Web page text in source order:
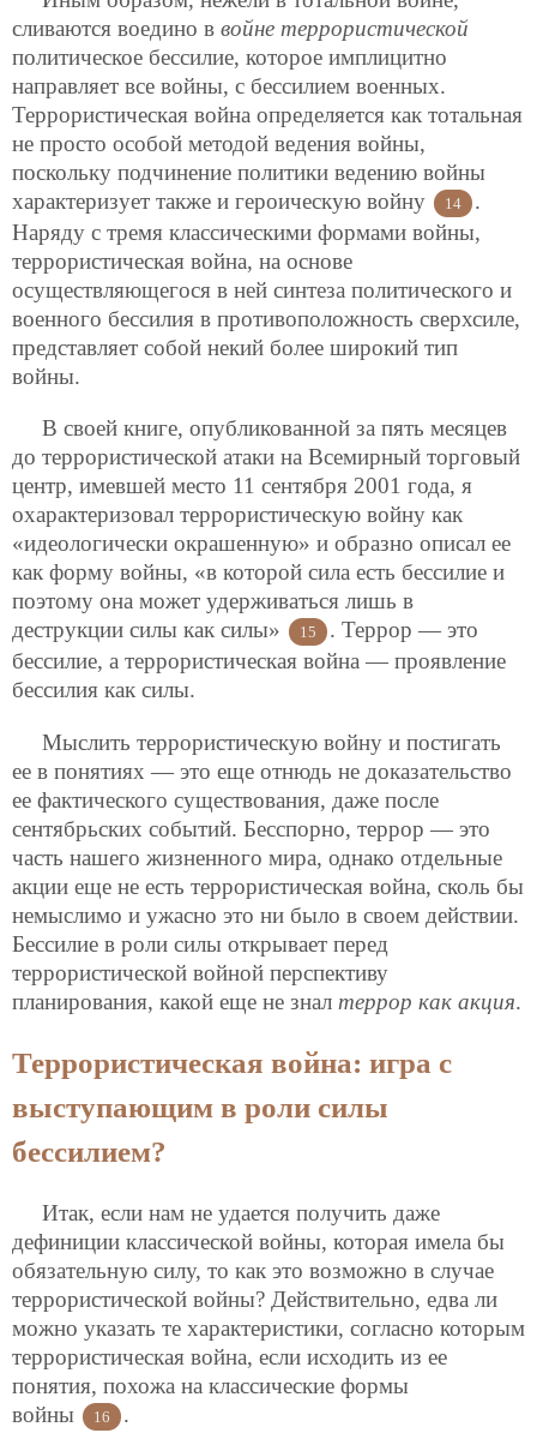
сливаются воедино в войне террористической
политическое бессилие, которое имплицитно
направляет все войны, с бессилием военных.
Террористическая война определяется как тотальная
не просто особой методой ведения войны,
поскольку подчинение политики ведению войны
характеризует также и героическую войну
14
.
Наряду с тремя классическими формами войны,
террористическая война, на основе
осуществляющегося в ней синтеза политического и
военного бессилия в противоположность сверхсиле,
представляет собой некий более широкий тип
войны.
В своей книге, опубликованной за пять месяцев
до террористической атаки на Всемирный торговый
центр, имевшей место 11 сентября 2001 года, я
охарактеризовал террористическую войну как
«идеологически окрашенную» и образно описал ее
как форму войны, «в которой сила есть бессилие и
поэтому она может удерживаться лишь в
деструкции силы как силы»
15
. Террор — это
бессилие, а террористическая война — проявление
бессилия как силы.
Мыслить террористическую войну и постигать
ее в понятиях — это еще отнюдь не доказательство
ее фактического существования, даже после
сентябрьских событий. Бесспорно, террор — это
часть нашего жизненного мира, однако отдельные
акции еще не есть террористическая война, сколь бы
немыслимо и ужасно это ни было в своем действии.
Бессилие в роли силы открывает перед
террористической войной перспективу
планирования, какой еще не знал террор как акция.
Террористическая война: игра с
выступающим в роли силы
бессилием?
Итак, если нам не удается получить даже
дефиниции классической войны, которая имела бы
обязательную силу, то как это возможно в случае
террористической войны? Действительно, едва ли
можно указать те характеристики, согласно которым
террористическая война, если исходить из ее
понятия, похожа на классические формы
войны
16 .